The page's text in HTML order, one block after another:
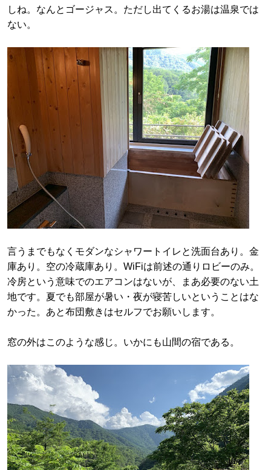
しね。なんとゴージャス。ただし出てくるお湯は温泉では
ない。
言うまでもなくモダンなシャワートイレと洗面台あり。金
庫あり。空の冷蔵庫あり。WiFiは前述の通りロビーのみ。
冷房という意味でのエアコンはないが、まあ必要のない土
地です。夏でも部屋が暑い・夜が寝苦しいということはな
かった。あと布団敷きはセルフでお願いします。
窓の外はこのような感じ。いかにも山間の宿である。